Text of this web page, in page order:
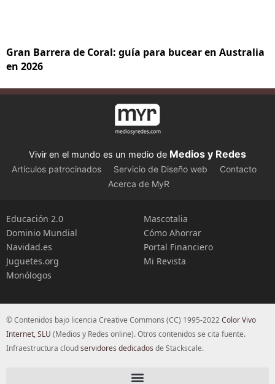
Gran Barrera de Coral: guía para bucear en Australia
en 2026
Vivir en el mundo es un medio de Medios y Redes
Artículos patrocinados Servicio de Diseño web
Contacto
Acerca de MyR
Educación 2.0
Dominio Mundial
Navidad.es
Juguetes.org
Monólogos
Mascotalia
Cómo Ahorrar
Portal Financiero
Mi Revista
© Contenidos bajo licencia Creative Commons (CC) 1995-2022Color Vivo
Internet, SLU (Medios y Redes online). Otros contenidos se cita fuente.
Infraestructura cloudservidores dedicados de Stackscale.